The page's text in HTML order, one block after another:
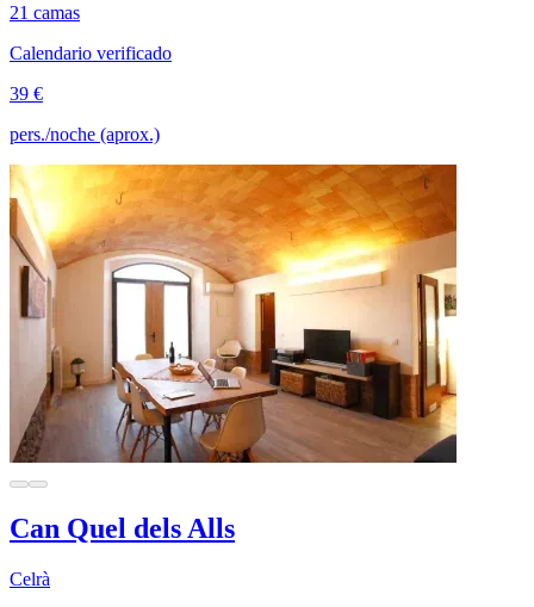
21 camas
Calendario verificado
39 €
pers./noche (aprox.)
Can Quel dels Alls
Celrà